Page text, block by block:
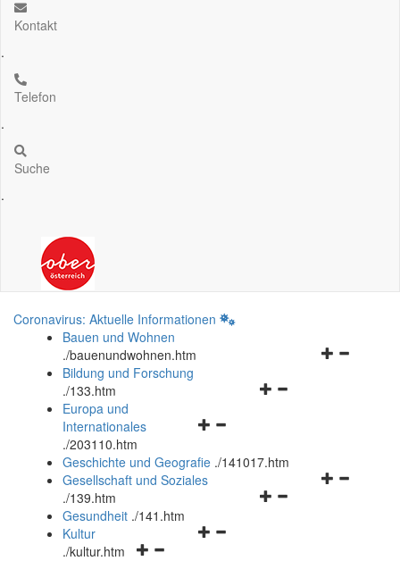
Kontakt
.
Telefon
.
Suche
.
Coronavirus: Aktuelle Informationen
Bauen und Wohnen
./bauenundwohnen.htm
Navigationsmenü
Bildung und Forschung
./133.htm
Navigationsmenü
und
schließen
Europa und
Internationales
./203110.htm
Geschichte und Geografie ./141017.htm
Navigationsmenü
Gesellschaft und Soziales
./139.htm
Navigationsmenü
Gesundheit ./141.htm
Navigationsmenü
Kultur
./kultur.htm